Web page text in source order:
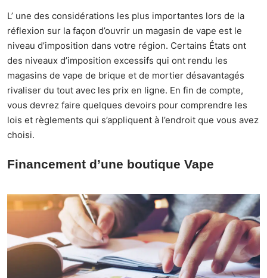
L’ une des considérations les plus importantes lors de la
réflexion sur la façon d’ouvrir un magasin de vape est le
niveau d’imposition dans votre région. Certains États ont
des niveaux d’imposition excessifs qui ont rendu les
magasins de vape de brique et de mortier désavantagés
rivaliser du tout avec les prix en ligne. En fin de compte,
vous devrez faire quelques devoirs pour comprendre les
lois et règlements qui s’appliquent à l’endroit que vous avez
choisi.
Financement d’une boutique Vape